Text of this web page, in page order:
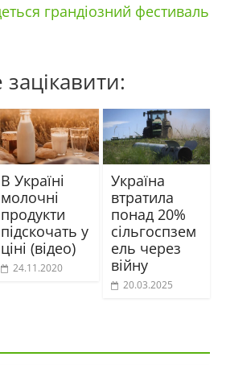
грандіозний фестиваль
В Україні
молочні
продукти
підскочать у
ціні (відео)
24.11.2020
Україна
втратила
понад 20%
сільгоспзем
ель через
війну
20.03.2025